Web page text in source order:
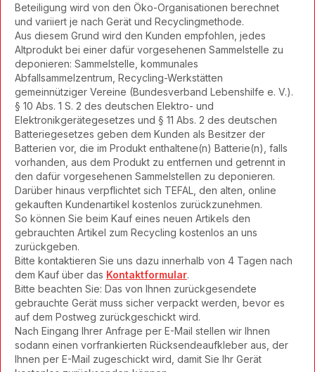
Beteiligung wird von den Öko-Organisationen berechnet
und variiert je nach Gerät und Recyclingmethode.
Aus diesem Grund wird den Kunden empfohlen, jedes
Altprodukt bei einer dafür vorgesehenen Sammelstelle zu
deponieren: Sammelstelle, kommunales
Abfallsammelzentrum, Recycling-Werkstätten
gemeinnütziger Vereine (Bundesverband Lebenshilfe e. V.).
§ 10 Abs. 1 S. 2 des deutschen Elektro- und
Elektronikgerätegesetzes und § 11 Abs. 2 des deutschen
Batteriegesetzes geben dem Kunden als Besitzer der
Batterien vor, die im Produkt enthaltene(n) Batterie(n), falls
vorhanden, aus dem Produkt zu entfernen und getrennt in
den dafür vorgesehenen Sammelstellen zu deponieren.
Darüber hinaus verpflichtet sich TEFAL, den alten, online
gekauften Kundenartikel kostenlos zurückzunehmen.
So können Sie beim Kauf eines neuen Artikels den
gebrauchten Artikel zum Recycling kostenlos an uns
zurückgeben.
Bitte kontaktieren Sie uns dazu innerhalb von 4 Tagen nach
dem Kauf über das Kontaktformular.
Bitte beachten Sie: Das von Ihnen zurückgesendete
gebrauchte Gerät muss sicher verpackt werden, bevor es
auf dem Postweg zurückgeschickt wird.
Nach Eingang Ihrer Anfrage per E-Mail stellen wir Ihnen
sodann einen vorfrankierten Rücksendeaufkleber aus, der
Ihnen per E-Mail zugeschickt wird, damit Sie Ihr Gerät